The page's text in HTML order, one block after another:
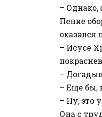
– Однако,
Пение
оказался
– Исусе
–
– Еще бы,
– Ну, это
Она с